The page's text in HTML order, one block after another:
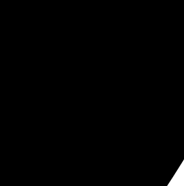
заказ было легко. Рекомендую!